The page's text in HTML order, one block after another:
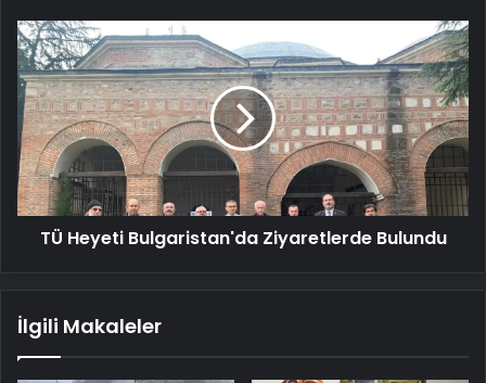
TÜ
Heyeti
Bulgaristan'da
Ziyaretlerde
Bulundu
TÜ Heyeti Bulgaristan'da Ziyaretlerde Bulundu
İlgili Makaleler